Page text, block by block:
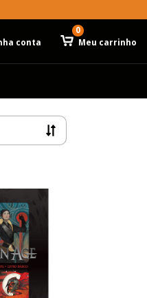
conta Meu carrinho
0